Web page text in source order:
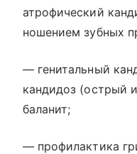
атрофический
ношением зубных
— генитальный
кандидоз (острый
баланит;
— профилактика